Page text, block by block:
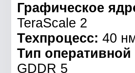
Графическое
TeraScale 2
Техпроцесс: 40
Тип
GDDR 5